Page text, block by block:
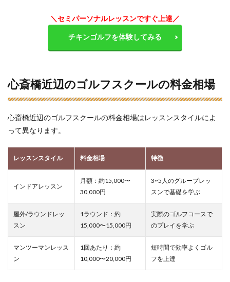
＼セミパーソナルレッスンですぐ上達／
チキンゴルフを体験してみる
心斎橋近辺のゴルフスクールの料金相場
心斎橋近辺のゴルフスクールの料金相場はレッスンスタイルによ
って異なります。
レッスンスタイル 料金相場 特徴
インドアレッスン
月額：約15,000〜
30,000円
3~5人のグループレッ
スンで基礎を学ぶ
屋外/ラウンドレッ
スン
1ラウンド：約
15,000〜15,000円
実際のゴルフコースで
のプレイを学ぶ
マンツーマンレッス
ン
1回あたり：約
10,000〜20,000円
短時間で効率よくゴル
フを上達